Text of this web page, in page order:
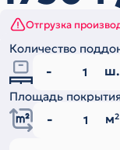
Отгрузка
Количество
ш.
Площадь
м2